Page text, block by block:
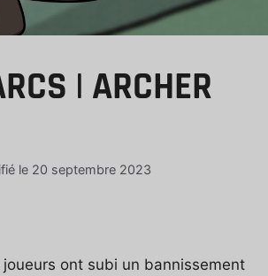
| ARCHER
le 20 septembre 2023
ont subi un bannissement